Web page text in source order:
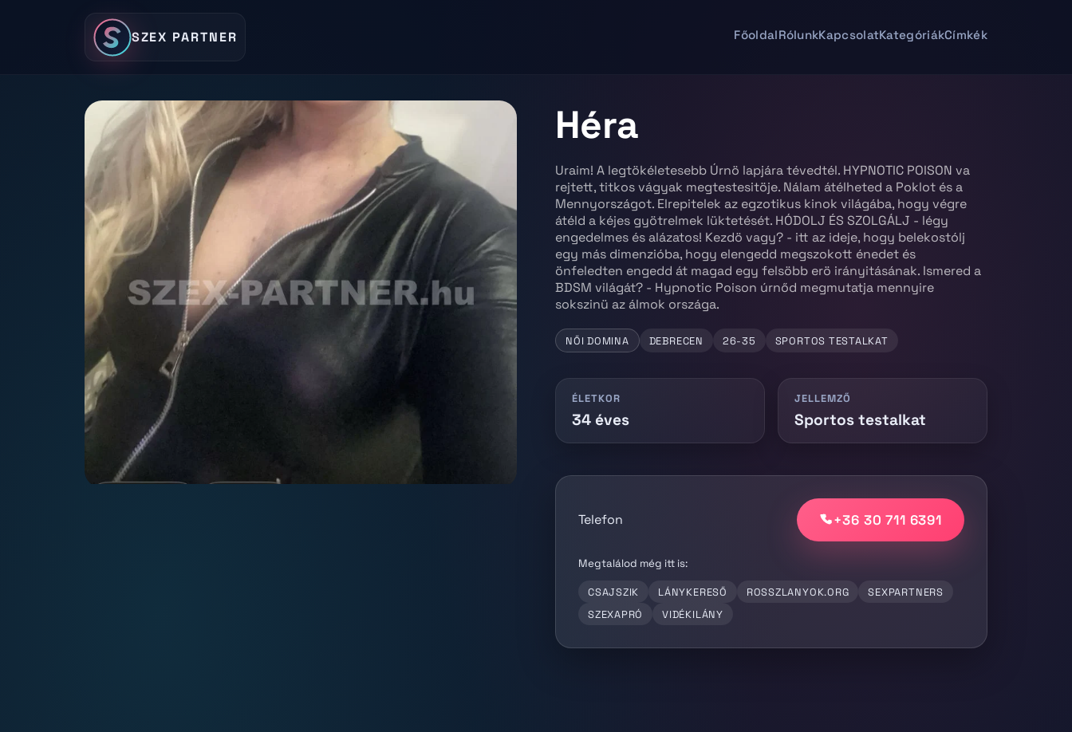
SZEX PARTNER FőoldalRólunkKapcsolatKategóriákCímkék
Héra
Uraim! A legtökéletesebb Úrnö lapjára tévedtél. HYPNOTIC POISON va
rejtett, titkos vágyak megtestesitöje. Nálam átélheted a Poklot és a
Mennyországot. Elrepitelek az egzotikus kinok világába, hogy végre
átéld a kéjes gyötrelmek lüktetését. HÓDOLJ ÉS SZOLGÁLJ - légy
engedelmes és alázatos! Kezdö vagy? - itt az ideje, hogy belekostólj
egy más dimenzióba, hogy elengedd megszokott énedet és
önfeledten engedd át magad egy felsöbb erö irányitásának. Ismered a
BDSM világát? - Hypnotic Poison úrnőd megmutatja mennyire
sokszinü az álmok országa.
NŐI DOMINA DEBRECEN 26-35 SPORTOS TESTALKAT
ÉLETKOR
34 éves
JELLEMZŐ
Sportos testalkat
Telefon +36 30 711 6391
Megtalálod még itt is:
CSAJSZIK LÁNYKERESŐ ROSSZLANYOK.ORG
SEXPARTNERS
SZEXAPRÓ
VIDÉKILÁNY